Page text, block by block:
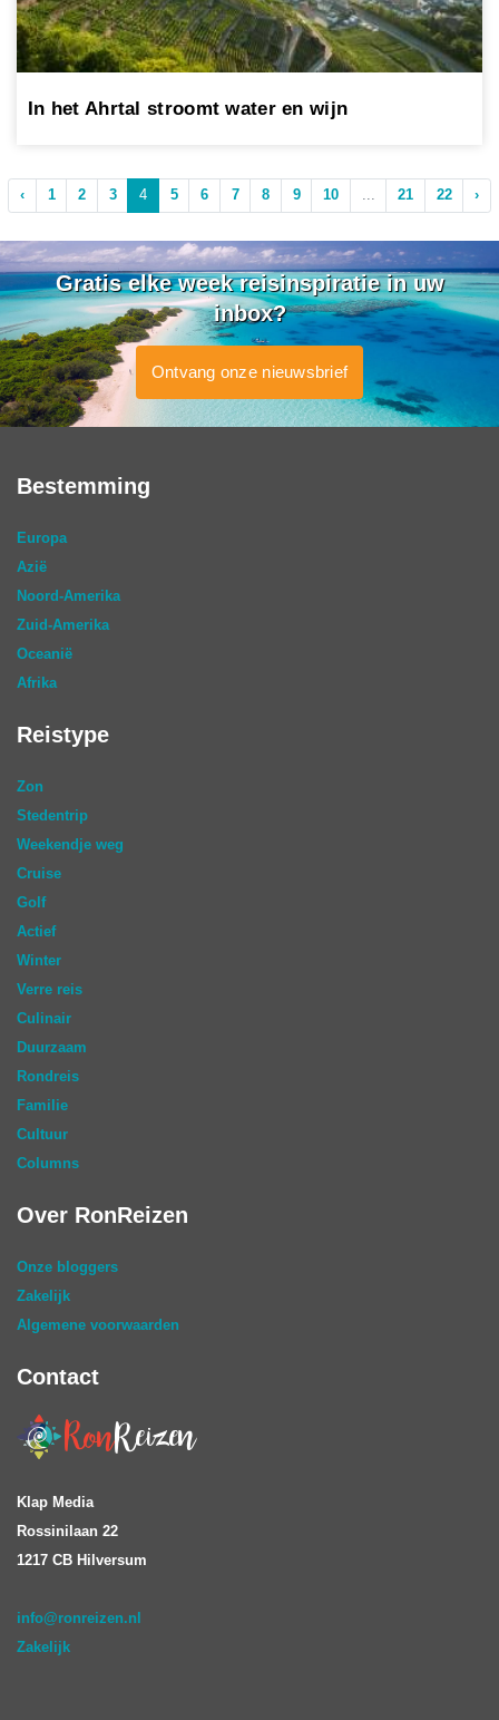
In het Ahrtal stroomt water en wijn
‹ 1 2 3 4 5 6 7 8 9 10 ... 21 22 ›
Gratis elke week reisinspiratie in uw
inbox?
Ontvang onze nieuwsbrief
Bestemming
Europa
Azië
Noord-Amerika
Zuid-Amerika
Oceanië
Afrika
Reistype
Zon
Stedentrip
Weekendje weg
Cruise
Golf
Actief
Winter
Verre reis
Culinair
Duurzaam
Rondreis
Familie
Cultuur
Columns
Over RonReizen
Onze bloggers
Zakelijk
Algemene voorwaarden
Contact
Klap Media
Rossinilaan 22
1217 CB Hilversum
info@ronreizen.nl
Zakelijk